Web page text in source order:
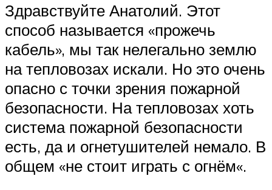
Здравствуйте Анатолий. Этот
способ называется «прожечь
кабель», мы так нелегально землю
на тепловозах искали. Но это очень
опасно с точки зрения пожарной
безопасности. На тепловозах хоть
система пожарной безопасности
есть, да и огнетушителей немало. В
общем «не стоит играть с огнём«.